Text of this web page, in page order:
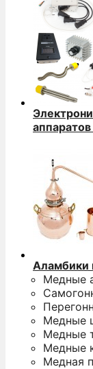
Аламбики
Медные
Медные
Медные
Медные
Медная